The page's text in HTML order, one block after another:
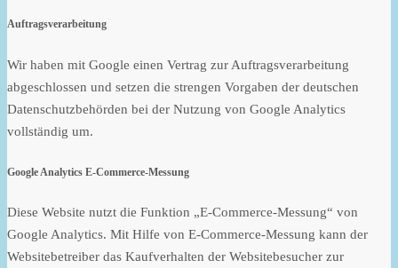
Auftragsverarbeitung
Wir haben mit Google einen Vertrag zur Auftragsverarbeitung
abgeschlossen und setzen die strengen Vorgaben der deutschen
Datenschutzbehörden bei der Nutzung von Google Analytics
vollständig um.
Google Analytics E-Commerce-Messung
Diese Website nutzt die Funktion „E-Commerce-Messung“ von
Google Analytics. Mit Hilfe von E-Commerce-Messung kann der
Websitebetreiber das Kaufverhalten der Websitebesucher zur